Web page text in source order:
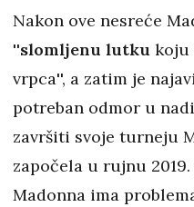
Nakon ove nesreće
''slomljenu lutku koju
vrpca'', a zatim je
potreban odmor u
završiti svoje turneju
započela u rujnu
Madonna ima